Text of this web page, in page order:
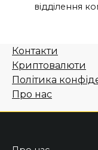
відділення
Контакти
Криптовалюти
Політика
Про нас